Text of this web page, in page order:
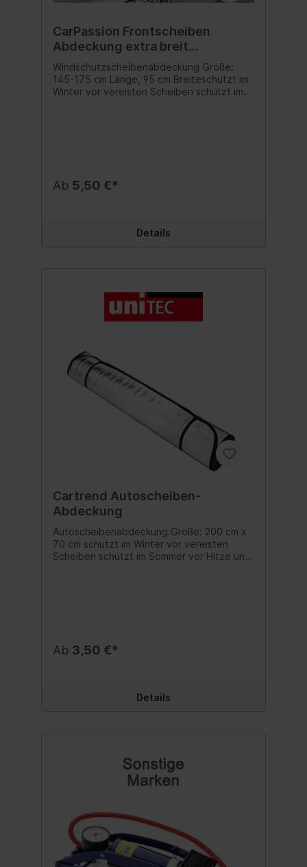
CarPassion Frontscheiben
Abdeckung extra breit
Windschutzscheibe 175 x 95 cm
Windschutzscheibenabdeckung Größe:
145-175 cm Länge, 95 cm Breiteschützt im
Winter vor vereisten Scheiben schützt im
Ab 5,50 €*
Details
Cartrend Autoscheiben-
Abdeckung
Autoscheibenabdeckung Größe: 200 cm x
70 cm schützt im Winter vor vereisten
Scheiben schützt im Sommer vor Hitze und
Ab 3,50 €*
Details